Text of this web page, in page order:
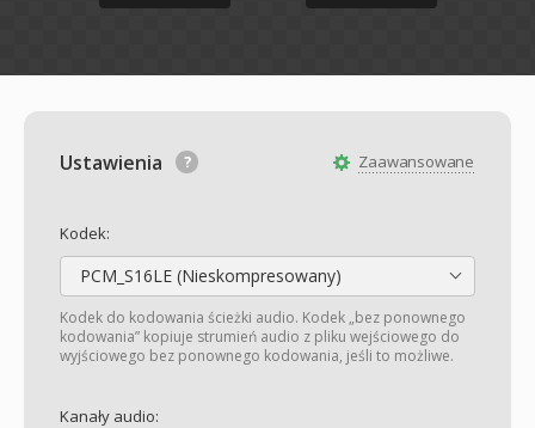
Zaawansowane
Ustawienia
Kodek:
PCM_S16LE (Nieskompresowany)
Kodek do kodowania ścieżki audio. Kodek „bez ponownego
kodowania” kopiuje strumień audio z pliku wejściowego do
wyjściowego bez ponownego kodowania, jeśli to możliwe.
Kanały audio: